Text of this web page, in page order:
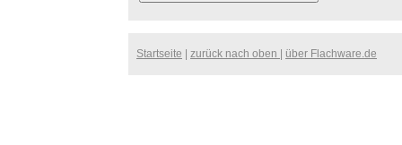
Startseite zurück nach oben über Flachware.de